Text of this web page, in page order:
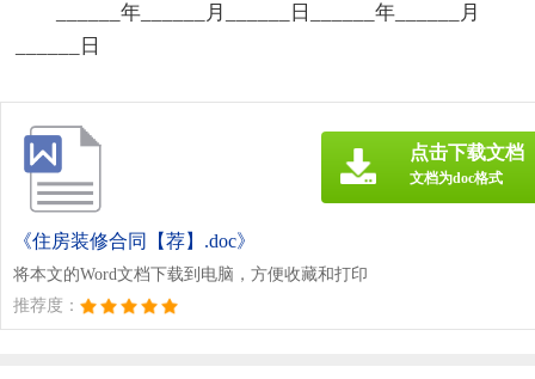
______年______月______日______年______月
______日
《住房装修合同【荐】.doc》
将本文的Word文档下载到电脑，方便收藏和打印
推荐度：
点击下载文档
文档为doc格式